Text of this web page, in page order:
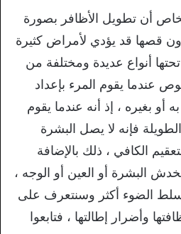
أن تطويل الأظافر بصورة
قصها قد يؤدي لأمراض كثيرة
أنواع عديدة ومختلفة من
عندما يقوم المرء بإعداد
أو بغيره ، إذ أنه عندما يقوم
فإنه لا يصل البشرة
الكافي ، ذلك بالإضافة
البشرة أو العين أو الوجه ،
الضوء أكثر وسنتعرف على
وأضرار إطالتها ، فتابعوا